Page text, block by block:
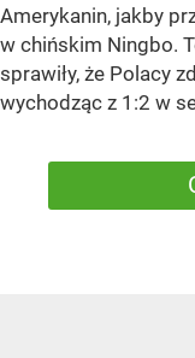
Amerykanin, jakby
w chińskim Ningbo.
sprawiły, że Polacy
wychodząc z 1:2 w